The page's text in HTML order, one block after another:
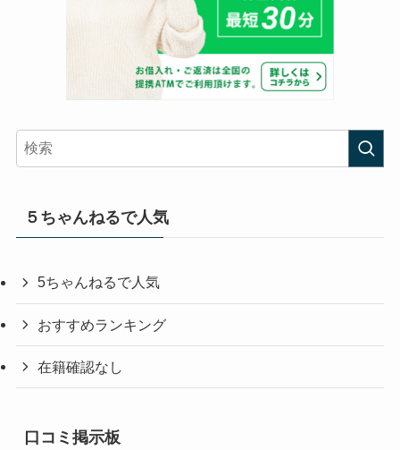
５ちゃんねるで人気
5ちゃんねるで人気
おすすめランキング
在籍確認なし
口コミ掲示板